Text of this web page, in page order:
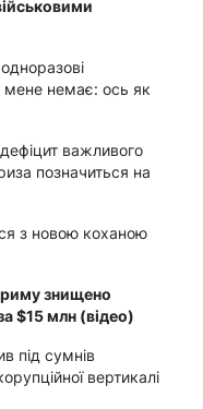
немає: ось як
важливого
позначиться на
з новою коханою
знищено
$15 млн (відео)
під сумнів
вертикалі